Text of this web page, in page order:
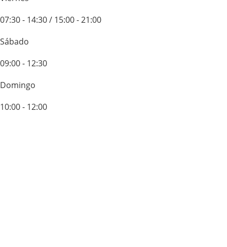
07:30 - 14:30 / 15:00 - 21:00
Sábado
09:00 - 12:30
Domingo
10:00 - 12:00